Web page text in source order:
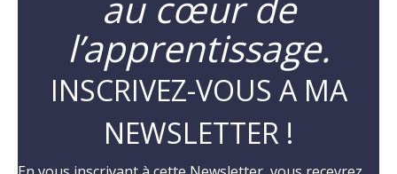
l’apprentissage.
INSCRIVEZ-VOUS A MA
NEWSLETTER !